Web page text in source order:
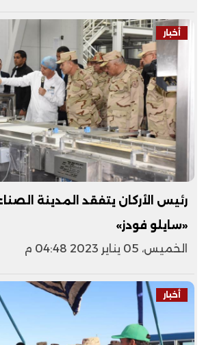
أخبار
رئيس الأركان يتفقد المدينة
«سايلو فودز»
الخميس، 05 يناير 2023 04:48 م
أخبار